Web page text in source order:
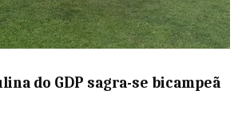
do GDP sagra-se bicampeã